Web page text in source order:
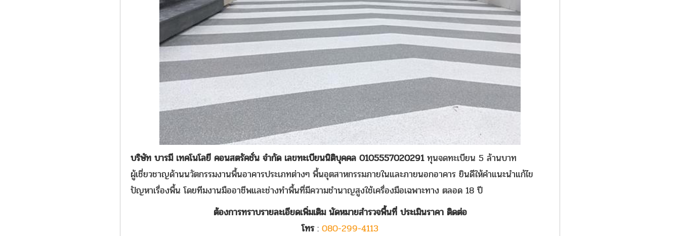
บริษัท บารมี เทคโนโลยี คอนสตรัคชั่น จำกัด เลขทะเบียนนิติบุคคล 0105557020291ทุนจดทะเบียน 5 ล้านบาท
ผู้เชี่ยวชาญด้านนวัตกรรมงานพื้นอาคารประเภทต่างๆ พื้นอุตสาหกรรมภายในและภายนอกอาคาร ยินดีให้คำแนะนำแก้ไข
ปัญหาเรื่องพื้น โดยทีมงานมืออาชีพและช่างทำพื้นที่มีความชำนาญสูงใช้เครื่องมือเฉพาะทาง ตลอด 18 ปี
ต้องการทราบรายละเอียดเพิ่มเติม นัดหมายสำรวจพื้นที่ ประเมินราคา ติดต่อ
โทร: 080-299-4113